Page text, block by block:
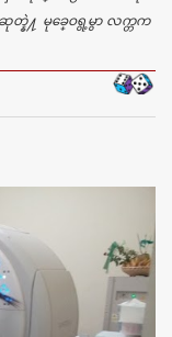
နဲ႔ မုခ္ဝေရွ့မွာ လက္တက